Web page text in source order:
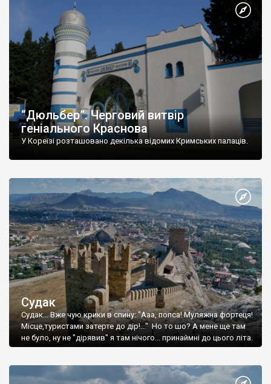
“Дюльбер”. Черговий витвір
геніального Краснова
У Кореїзі розташовано декілька відомих Кримських палаців.
Судак
Судак... Вже чую крики в спину: "Ааа, попса! Муляжна фортеця!
Місце,туристами затерте до дір!..." Но то шо? А мене ще там
не було, ну не "дірявив" я там нічого... принаймні до цього літа.